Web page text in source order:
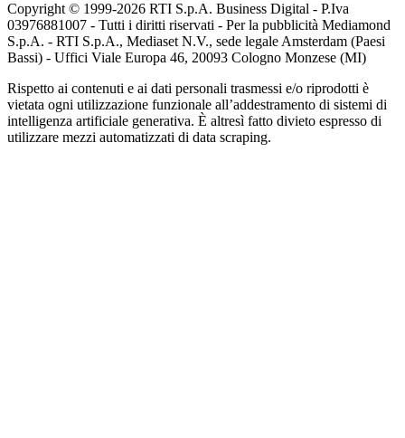
Copyright © 1999-2026 RTI S.p.A. Business Digital - P.Iva
03976881007 - Tutti i diritti riservati - Per la pubblicità Mediamond
S.p.A. - RTI S.p.A., Mediaset N.V., sede legale Amsterdam (Paesi
Bassi) - Uffici Viale Europa 46, 20093 Cologno Monzese (MI)
Rispetto ai contenuti e ai dati personali trasmessi e/o riprodotti è
vietata ogni utilizzazione funzionale all’addestramento di sistemi di
intelligenza artificiale generativa. È altresì fatto divieto espresso di
utilizzare mezzi automatizzati di data scraping.